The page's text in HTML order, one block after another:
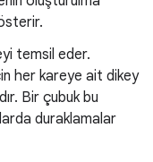
temsil eder.
her kareye ait dikey
Bir çubuk bu
duraklamalar